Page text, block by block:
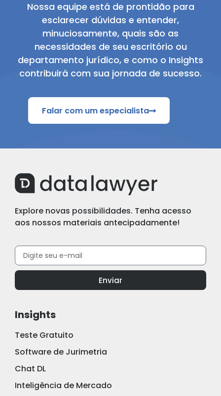
Nossa equipe está de prontidão para
esclarecer dúvidas e entender,
minuciosamente, quais são as
necessidades de seu escritório ou
departamento jurídico, e como o Insights
contribuirá com sua jornada de sucesso.
Falar com um especialista
Explore novas possibilidades. Tenha acesso
aos nossos materiais antecipadamente!
Enviar
Insights
Teste Gratuito
Software de Jurimetria
Chat DL
Inteligência de Mercado